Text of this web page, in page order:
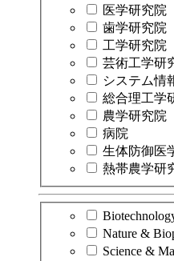
医学研究院
歯学研究院
工学研究院
芸術工学研
システム情
総合理工学
農学研究院
病院
生体防御医
熱帯農学研
Nature &
Science &